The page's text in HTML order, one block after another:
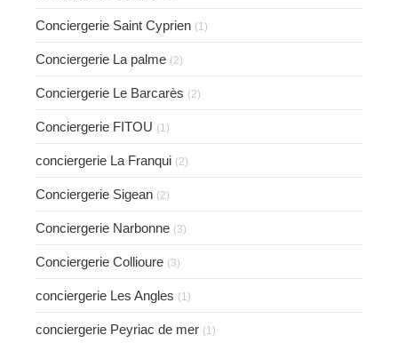
Conciergerie Saint Cyprien (1)
Conciergerie La palme (2)
Conciergerie Le Barcarès (2)
Conciergerie FITOU (1)
conciergerie La Franqui (2)
Conciergerie Sigean (2)
Conciergerie Narbonne (3)
Conciergerie Collioure (3)
conciergerie Les Angles (1)
conciergerie Peyriac de mer (1)